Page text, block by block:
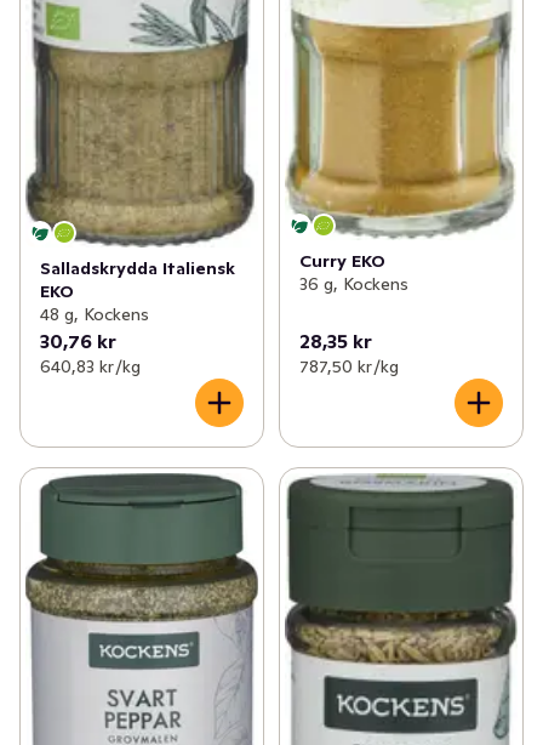
Salladskrydda Italiensk
EKO
48 g, Kockens
30,76 kr
640,83 kr /kg
Curry EKO
36 g, Kockens
28,35 kr
787,50 kr /kg